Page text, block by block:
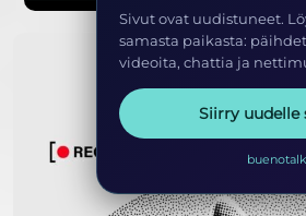
Sivut ovat uudistuneet.
samasta paikasta:
videoita, chattia ja
Siirry uudelle